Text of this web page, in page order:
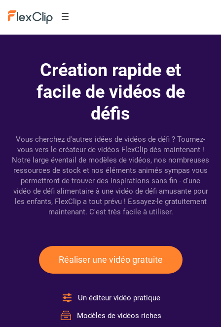
Création rapide et
facile de vidéos de
défis
Vous cherchez d'autres idées de vidéos de défi ? Tournez-
vous vers le créateur de vidéos FlexClip dès maintenant !
Notre large éventail de modèles de vidéos, nos nombreuses
ressources de stock et nos éléments animés sympas vous
permettront de trouver des inspirations sans fin - d'une
vidéo de défi alimentaire à une vidéo de défi amusante pour
les enfants, FlexClip a tout prévu ! Essayez-le gratuitement
maintenant. C'est très facile à utiliser.
Réaliser une vidéo gratuite
Un éditeur vidéo pratique
Modèles de vidéos riches